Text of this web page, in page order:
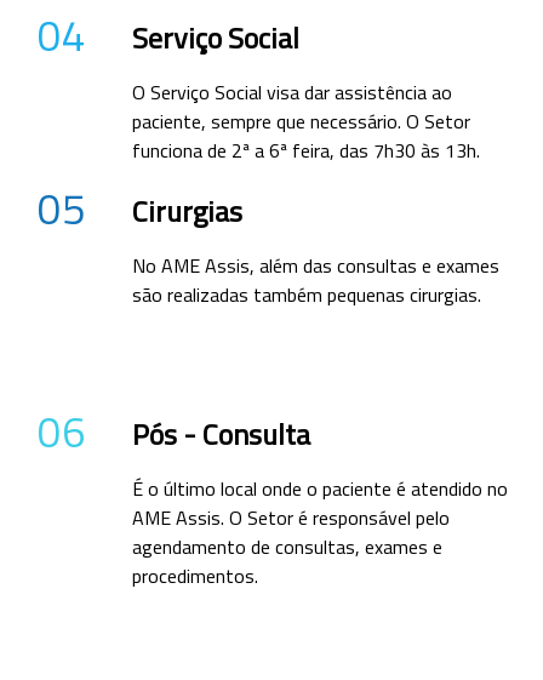
04 Serviço Social
O Serviço Social visa dar assistência ao
paciente, sempre que necessário. O Setor
funciona de 2ª a 6ª feira, das 7h30 às 13h.
05 Cirurgias
No AME Assis, além das consultas e exames
são realizadas também pequenas cirurgias.
06 Pós - Consulta
É o último local onde o paciente é atendido no
AME Assis. O Setor é responsável pelo
agendamento de consultas, exames e
procedimentos.